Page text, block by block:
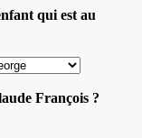
qui est au
François ?